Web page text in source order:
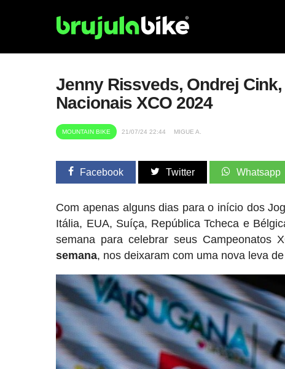
Jenny Rissveds, Ondrej
Nacionais XCO 2024
MOUNTAIN BIKE 21/07/24 22:44 MIGUE A.
Facebook Twitter Whatsapp
Com apenas alguns dias para o início dos
Itália, EUA, Suíça, República Tcheca e
semana para celebrar seus Campeonatos
semana, nos deixaram com uma nova leva